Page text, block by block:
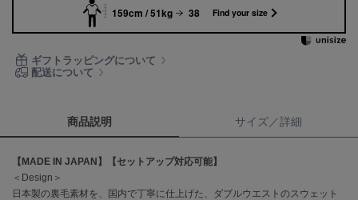
Calvin Klein
CELFORD
セロン
クラークス
159cm / 51kg 38 Find your size
ギフトラッピングについて
配送について
商品説明 サイズ／詳細
【MADE IN JAPAN】【セットアップ対応可能】
＜Design＞
日本製の裏毛素材を、国内で丁寧に仕上げた、ダブルウエストのスウェット